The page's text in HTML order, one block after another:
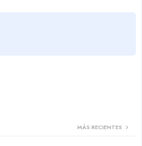
MÁS RECIENTES